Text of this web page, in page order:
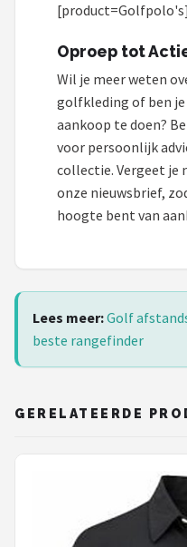
Oproep tot
Wil je meer weten
golfkleding of ben
aankoop te doen?
voor persoonlijk
collectie. Vergeet je
onze nieuwsbrief,
hoogte bent van
Lees meer:Golf
beste rangefinder
GERELATEERDE